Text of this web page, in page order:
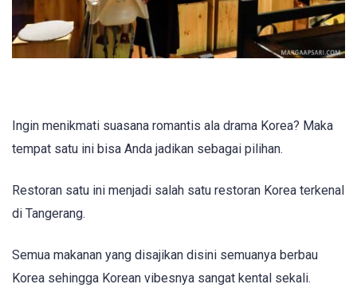
Ingin menikmati suasana romantis ala drama Korea? Maka
tempat satu ini bisa Anda jadikan sebagai pilihan.
Restoran satu ini menjadi salah satu restoran Korea terkenal
di Tangerang.
Semua makanan yang disajikan disini semuanya berbau
Korea sehingga Korean vibesnya sangat kental sekali.